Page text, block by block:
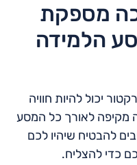
מספקת
הלמידה
יכול להיות חוויה
מקיפה לאורך כל המסע
להבטיח שיהיו לכם
כדי להצליח.